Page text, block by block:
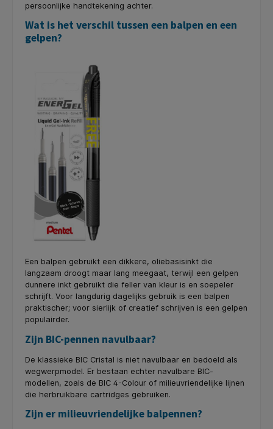
persoonlijke handtekening achter.
Wat is het verschil tussen een balpen en een
gelpen?
Een balpen gebruikt een dikkere, oliebasisinkt die
langzaam droogt maar lang meegaat, terwijl een gelpen
dunnere inkt gebruikt die feller van kleur is en soepeler
schrijft. Voor langdurig dagelijks gebruik is een balpen
praktischer; voor sierlijk of creatief schrijven is een gelpen
populairder.
Zijn BIC-pennen navulbaar?
De klassieke BIC Cristal is niet navulbaar en bedoeld als
wegwerpmodel. Er bestaan echter navulbare BIC-
modellen, zoals de BIC 4-Colour of milieuvriendelijke lijnen
die herbruikbare cartridges gebruiken.
Zijn er milieuvriendelijke balpennen?